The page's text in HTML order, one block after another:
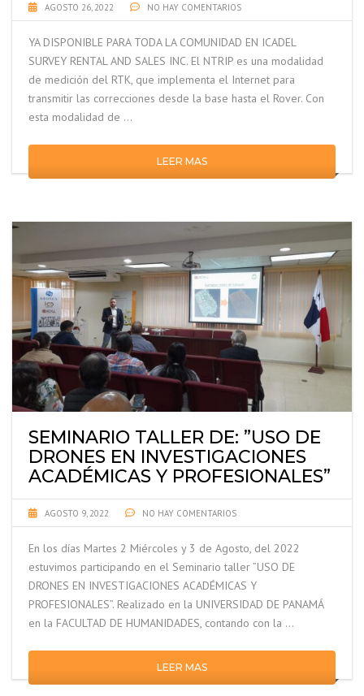
AGOSTO 26, 2022 NO HAY COMENTARIOS
YA DISPONIBLE PARA TODA LA COMUNIDAD EN ICADEL
SURVEY RENTAL AND SALES INC. El NTRIP es una modalidad
de medición del RTK, que implementa el Internet para
transmitir las correcciones desde la base hasta el Rover. Con
esta modalidad de …
LEER MAS
SEMINARIO TALLER DE: ”USO DE
DRONES EN INVESTIGACIONES
ACADÉMICAS Y PROFESIONALES”
AGOSTO 9, 2022 NO HAY COMENTARIOS
En los días Martes 2 Miércoles y 3 de Agosto, del 2022
estuvimos participando en el Seminario taller ”USO DE
DRONES EN INVESTIGACIONES ACADÉMICAS Y
PROFESIONALES”. Realizado en la UNIVERSIDAD DE PANAMÁ
en la FACULTAD DE HUMANIDADES, contando con la …
LEER MAS